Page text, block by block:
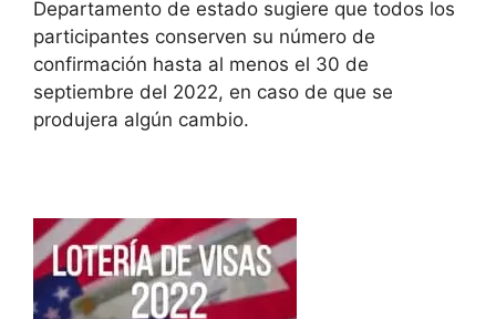
Departamento de estado sugiere que todos los
participantes conserven su número de
confirmación hasta al menos el 30 de
septiembre del 2022, en caso de que se
produjera algún cambio.